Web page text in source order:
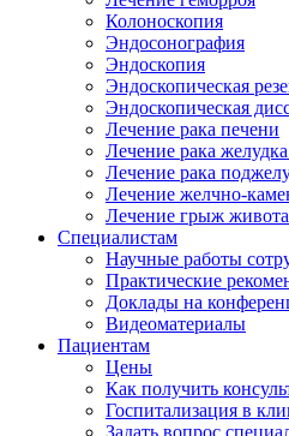
Колоноскопия
Эндосонография
Эндоскопия
Эндоскопическая
Эндоскопическая
Лечение рака печени
Лечение рака
Лечение рака
Лечение желчно-
Лечение грыж живота
Специалистам
Научные работы
Практические
Доклады на
Видеоматериалы
Пациентам
Цены
Как получить
Госпитализация в
Задать вопрос